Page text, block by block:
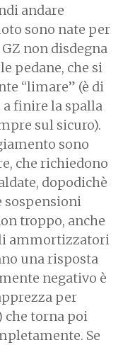
andare
sono nate per
non disdegna
pedane, che si
“limare” (è di
finire la spalla
sul sicuro).
sono
che richiedono
dopodichè
sospensioni
troppo, anche
ammortizzatori
una risposta
negativo è
per
che torna poi
Se